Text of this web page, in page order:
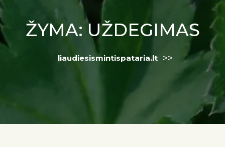
ŽYMA: UŽDEGIMAS
liaudiesismintispataria.lt >>